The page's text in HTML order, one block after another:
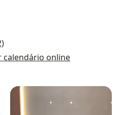
calendário online